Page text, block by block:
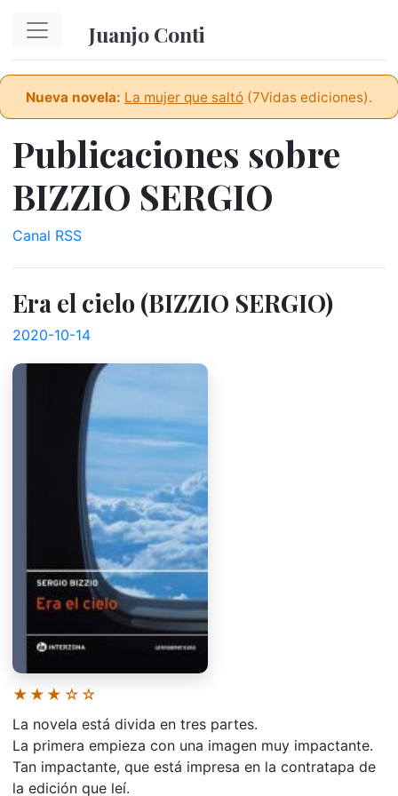
Juanjo Conti
Nueva novela: La mujer que saltó (7Vidas ediciones).
Publicaciones sobre
BIZZIO SERGIO
Canal RSS
Era el cielo (BIZZIO SERGIO)
2020-10-14
★★★☆☆
La novela está divida en tres partes.
La primera empieza con una imagen muy impactante.
Tan impactante, que está impresa en la contratapa de
la edición que leí.